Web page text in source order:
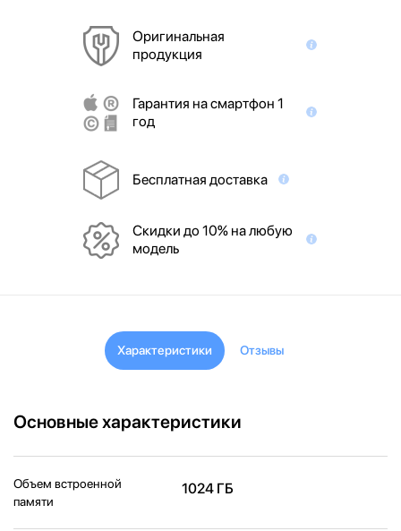
Оригинальная
продукция
Гарантия на смартфон 1
год
Бесплатная доставка
Скидки до 10% на любую
модель
Характеристики Отзывы
Основные характеристики
Объем встроенной
памяти
1024 ГБ